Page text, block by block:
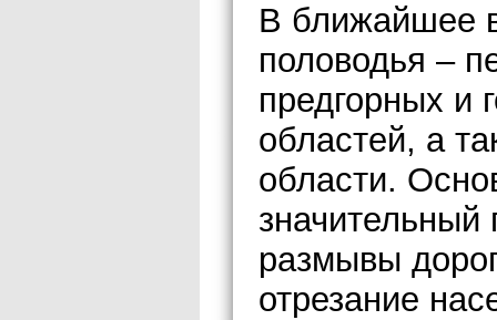
В ближайшее
половодья –
предгорных и
областей, а
области.
размывы
отрезание